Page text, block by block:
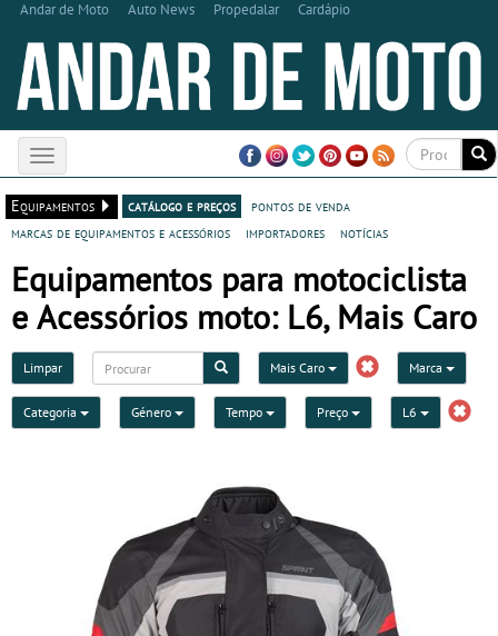
Andar de Moto Auto News Propedalar Cardápio
Toggle
navigation
Equipamentos
catálogo e preços
pontos de venda
marcas de equipamentos e acessórios
importadores notícias
Equipamentos para motociclista
e Acessórios moto: L6, Mais Caro
Limpar Mais Caro Marca
Categoria Género Tempo Preço L6